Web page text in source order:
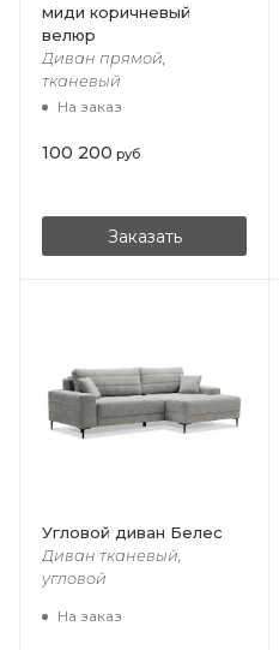
миди коричневый
велюр
Диван прямой,
тканевый
На заказ
100 200 руб
Заказать
Угловой диван Белес
Диван тканевый,
угловой
На заказ